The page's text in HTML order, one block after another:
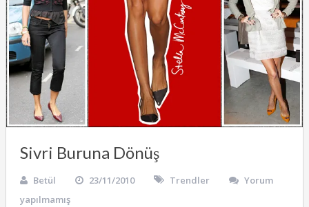
Sivri Buruna Dönüş
Betül 23/11/2010 Trendler
Yorum
yapılmamış